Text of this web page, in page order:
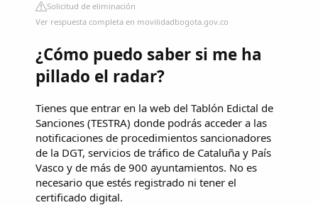
Solicitud de eliminación
Ver respuesta completa en movilidadbogota.gov.co
¿Cómo puedo saber si me ha
pillado el radar?
Tienes que entrar en la web del Tablón Edictal de
Sanciones (TESTRA) donde podrás acceder a las
notificaciones de procedimientos sancionadores
de la DGT, servicios de tráfico de Cataluña y País
Vasco y de más de 900 ayuntamientos. No es
necesario que estés registrado ni tener el
certificado digital.